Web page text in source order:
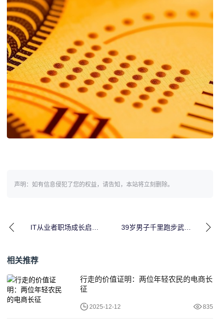
声明：如有信息侵犯了您的权益，请告知，本站将立刻删除。
IT从业者职场成长启示
39岁男子千里跑步武汉
相关推荐
行走的价值证明：两位年轻农民的电商长
征
2025-12-12 835